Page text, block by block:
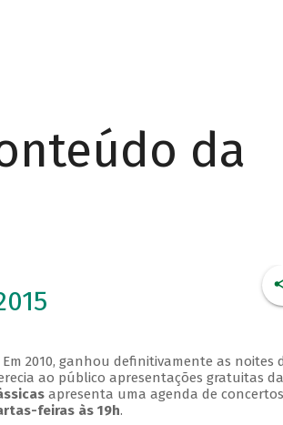
da
2010, ganhou definitivamente as noites
ao público apresentações gratuitas da
apresenta uma agenda de concertos
feiras às 19h.